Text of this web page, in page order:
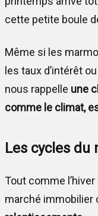
cette petite boule
Même si les
les taux d’intérêt
nous rappelle une
comme le climat,
Les cycles
Tout comme
marché immobilier